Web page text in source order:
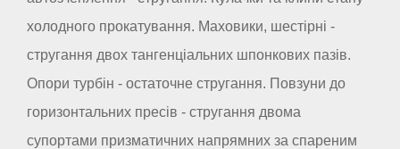
холодного прокатування. Маховики, шестірні -
стругання двох тангенціальних шпонкових пазів.
Опори турбін - остаточне стругання. Повзуни до
горизонтальних пресів - стругання двома
супортами призматичних напрямних за спареним